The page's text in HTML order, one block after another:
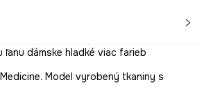
ľanu dámske hladké viac farieb
Model vyrobený tkaniny s